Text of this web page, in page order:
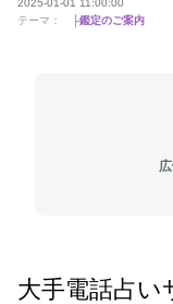
2025-01-01 11:00:00
テーマ：
├鑑定のご案内
大手電話占い